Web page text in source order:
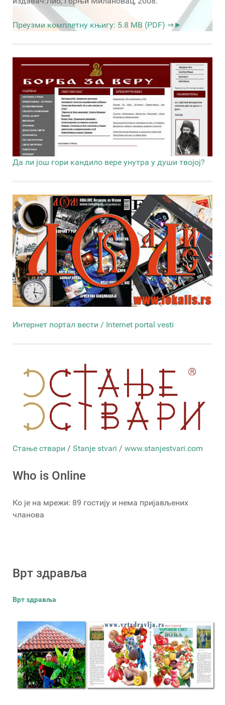
Преузми комплетну књигу: 5.8 MB (PDF) ⇒►
Да ли још гори кандило вере унутра у души твојој?
Интернет портал вести / Internet portal vesti
Стање ствари / Stanje stvari / www.stanjestvari.com
Who is Online
Ко је на мрежи: 89 гостију и нема пријављених
чланова
Врт здравља
Врт здравља